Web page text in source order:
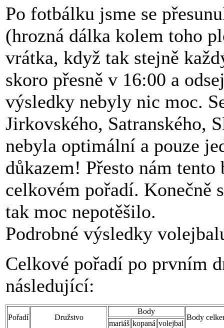
Po fotbálku jsme se
(hrozná dálka kolem toho
vrátka, když tak stejně
skoro přesně v 16:00 a
výsledky nebyly nic moc.
Jirkovského, Satranského,
nebyla optimální a pouze
důkazem! Přesto nám
celkovém pořadí. Konečně
tak moc nepotěšilo.
Podrobné výsledky
Celkové pořadí po prvním
následující:
Pořadí Družstvo
Body
Body
mariáš kopaná volejbal